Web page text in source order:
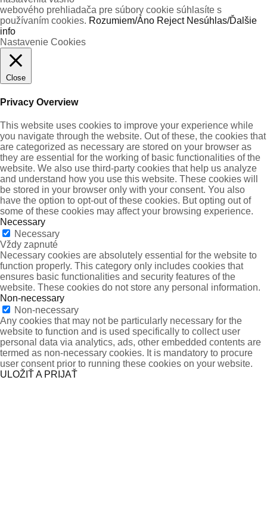
webového prehliadača pre súbory cookie súhlasíte s
používaním cookies. Rozumiem/Áno Reject Nesúhlas/Ďalšie
info
Nastavenie Cookies
Close
Privacy Overview
This website uses cookies to improve your experience while
you navigate through the website. Out of these, the cookies that
are categorized as necessary are stored on your browser as
they are essential for the working of basic functionalities of the
website. We also use third-party cookies that help us analyze
and understand how you use this website. These cookies will
be stored in your browser only with your consent. You also
have the option to opt-out of these cookies. But opting out of
some of these cookies may affect your browsing experience.
Necessary
Necessary
Vždy zapnuté
Necessary cookies are absolutely essential for the website to
function properly. This category only includes cookies that
ensures basic functionalities and security features of the
website. These cookies do not store any personal information.
Non-necessary
Non-necessary
Any cookies that may not be particularly necessary for the
website to function and is used specifically to collect user
personal data via analytics, ads, other embedded contents are
termed as non-necessary cookies. It is mandatory to procure
user consent prior to running these cookies on your website.
ULOŽIŤ A PRIJAŤ